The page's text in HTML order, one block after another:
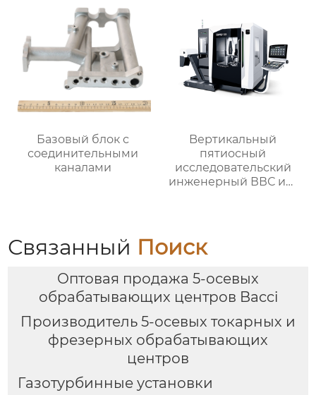
Базовый блок с
соединительными
каналами
Bертикальный
пятиосный
исследовательский
инженерный ВВС им.
Связанный Поиск
Оптовая продажа 5-осевых
обрабатывающих центров Bacci
Производитель 5-осевых токарных и
фрезерных обрабатывающих
центров
Газотурбинные установки